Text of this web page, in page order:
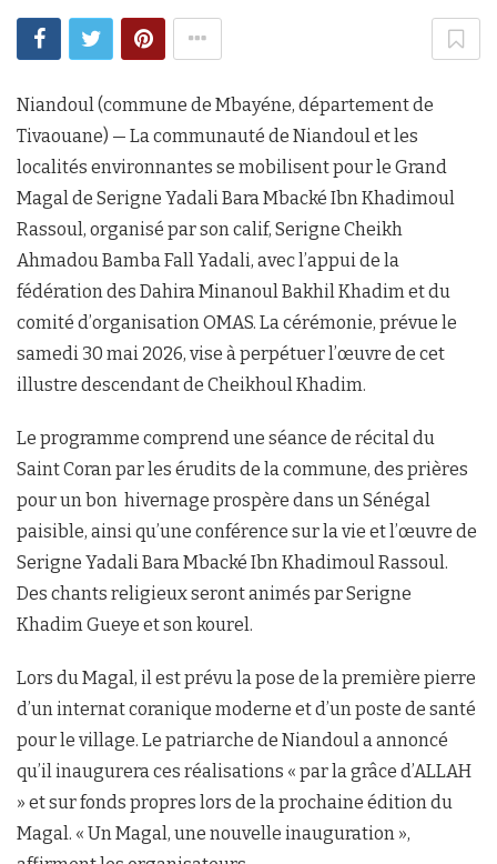
Niandoul (commune de Mbayéne, département de
Tivaouane) — La communauté de Niandoul et les
localités environnantes se mobilisent pour le Grand
Magal de Serigne Yadali Bara Mbacké Ibn Khadimoul
Rassoul, organisé par son calif, Serigne Cheikh
Ahmadou Bamba Fall Yadali, avec l’appui de la
fédération des Dahira Minanoul Bakhil Khadim et du
comité d’organisation OMAS. La cérémonie, prévue le
samedi 30 mai 2026, vise à perpétuer l’œuvre de cet
illustre descendant de Cheikhoul Khadim.
Le programme comprend une séance de récital du
Saint Coran par les érudits de la commune, des prières
pour un bon hivernage prospère dans un Sénégal
paisible, ainsi qu’une conférence sur la vie et l’œuvre de
Serigne Yadali Bara Mbacké Ibn Khadimoul Rassoul.
Des chants religieux seront animés par Serigne
Khadim Gueye et son kourel.
Lors du Magal, il est prévu la pose de la première pierre
d’un internat coranique moderne et d’un poste de santé
pour le village. Le patriarche de Niandoul a annoncé
qu’il inaugurera ces réalisations « par la grâce d’ALLAH
» et sur fonds propres lors de la prochaine édition du
Magal. « Un Magal, une nouvelle inauguration »,